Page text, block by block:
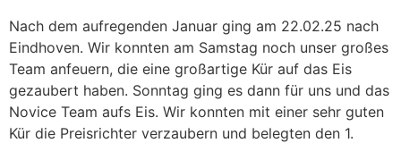
Nach dem aufregenden Januar ging am 22.02.25 nach
Eindhoven. Wir konnten am Samstag noch unser großes
Team anfeuern, die eine großartige Kür auf das Eis
gezaubert haben. Sonntag ging es dann für uns und das
Novice Team aufs Eis. Wir konnten mit einer sehr guten
Kür die Preisrichter verzaubern und belegten den 1.